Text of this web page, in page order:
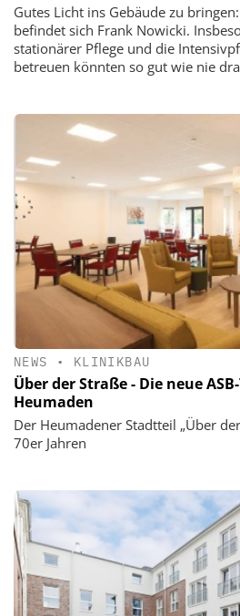
Gutes Licht ins Gebäude zu
befindet sich Frank Nowicki.
stationärer Pflege und die
betreuen könnten so gut wie nie
NEWS • KLINIKBAU
Über der Straße - Die neue
Heumaden
Der Heumadener Stadtteil „Über
70er Jahren